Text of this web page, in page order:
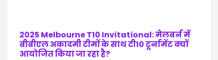
2025 Melbourne T10 Invitational: मेलबर्न में
बीबीएल अकादमी टीमों के साथ टी10 टूर्नामेंट क्यों
आयोजित किया जा रहा है?